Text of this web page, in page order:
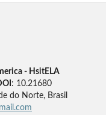
- HsitELA
: 10.21680
do Norte, Brasil